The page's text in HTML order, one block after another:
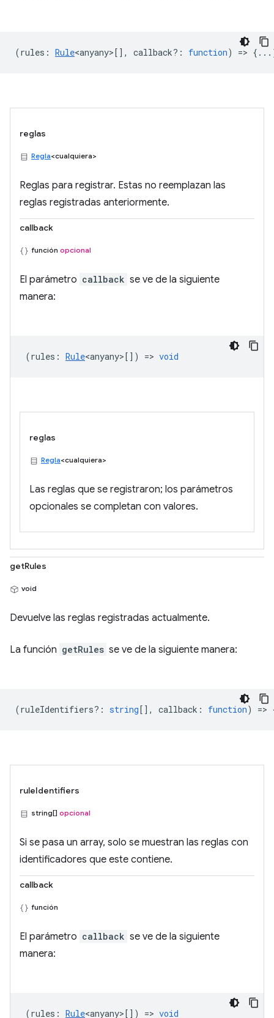
(rules : Rule<anyany> [], callback? : function) =>
reglas
Regla<cualquiera>
Reglas para registrar. Estas no reemplazan las
reglas registradas anteriormente.
callback
función opcional
El parámetro callback se ve de la siguiente
manera:
(rules : Rule<anyany> []) => void
reglas
Regla<cualquiera>
Las reglas que se registraron; los parámetros
opcionales se completan con valores.
getRules
void
Devuelve las reglas registradas actualmente.
La función getRules se ve de la siguiente manera:
(ruleIdentifiers? : string [], callback : function)
ruleIdentifiers
string[] opcional
Si se pasa un array, solo se muestran las reglas con
identificadores que este contiene.
callback
función
El parámetro callback se ve de la siguiente
manera:
(rules : Rule<anyany> []) => void